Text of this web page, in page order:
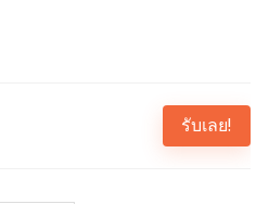
รับเลย!